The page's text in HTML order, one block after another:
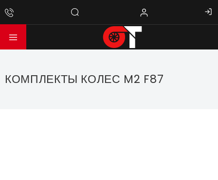
КОМПЛЕКТЫ КОЛЕС M2 F87